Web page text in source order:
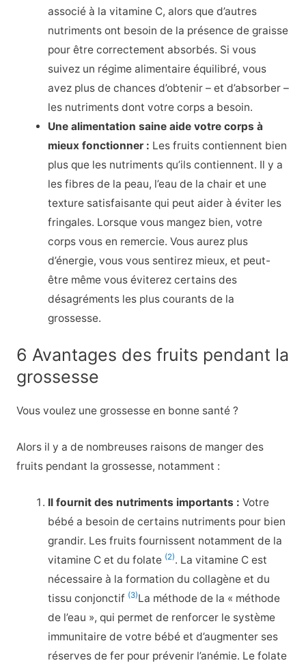
associé à la vitamine C, alors que d’autres
nutriments ont besoin de la présence de graisse
pour être correctement absorbés. Si vous
suivez un régime alimentaire équilibré, vous
avez plus de chances d’obtenir – et d’absorber –
les nutriments dont votre corps a besoin.
Une alimentation saine aide votre corps à
mieux fonctionner : Les fruits contiennent bien
plus que les nutriments qu’ils contiennent. Il y a
les fibres de la peau, l’eau de la chair et une
texture satisfaisante qui peut aider à éviter les
fringales. Lorsque vous mangez bien, votre
corps vous en remercie. Vous aurez plus
d’énergie, vous vous sentirez mieux, et peut-
être même vous éviterez certains des
désagréments les plus courants de la
grossesse.
6 Avantages des fruits pendant la
grossesse
Vous voulez une grossesse en bonne santé ?
Alors il y a de nombreuses raisons de manger des
fruits pendant la grossesse, notamment :
Il fournit des nutriments importants : Votre
bébé a besoin de certains nutriments pour bien
grandir. Les fruits fournissent notamment de la
vitamine C et du folate (2). La vitamine C est
nécessaire à la formation du collagène et du
tissu conjonctif (3)La méthode de la « méthode
de l’eau », qui permet de renforcer le système
immunitaire de votre bébé et d’augmenter ses
réserves de fer pour prévenir l’anémie. Le folate